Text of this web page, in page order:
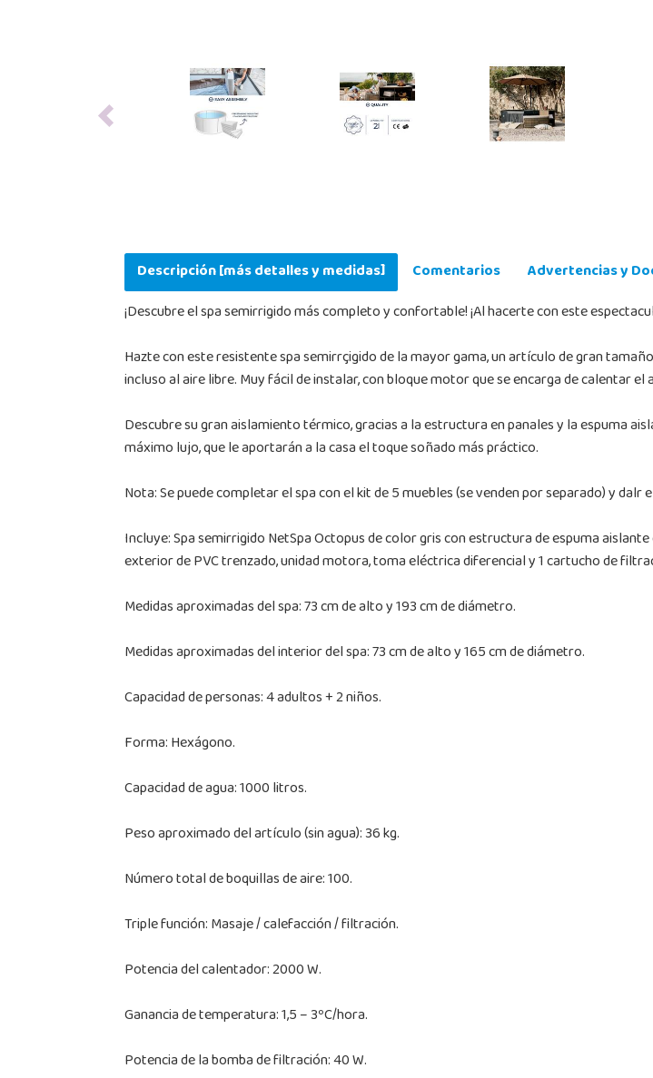
Previous
Descripción [más detalles y medidas] Comentarios
Advertencias y
¡Descubre el spa semirrigido más completo y confortable! ¡Al hacerte con este
Hazte con este resistente spa semirrçigido de la mayor gama, un artículo de gran
incluso al aire libre. Muy fácil de instalar, con bloque motor que se encarga de calentar
Descubre su gran aislamiento térmico, gracias a la estructura en panales y la espuma
máximo lujo, que le aportarán a la casa el toque soñado más práctico.
Nota: Se puede completar el spa con el kit de 5 muebles (se venden por separado) y
Incluye: Spa semirrigido NetSpa Octopus de color gris con estructura de espuma
exterior de PVC trenzado, unidad motora, toma eléctrica diferencial y 1 cartucho de
Medidas aproximadas del spa: 73 cm de alto y 193 cm de diámetro.
Medidas aproximadas del interior del spa: 73 cm de alto y 165 cm de diámetro.
Capacidad de personas: 4 adultos + 2 niños.
Forma: Hexágono.
Capacidad de agua: 1000 litros.
Peso aproximado del artículo (sin agua): 36 kg.
Número total de boquillas de aire: 100.
Triple función: Masaje / calefacción / filtración.
Potencia del calentador: 2000 W.
Ganancia de temperatura: 1,5 – 3ºC/hora.
Potencia de la bomba de filtración: 40 W.